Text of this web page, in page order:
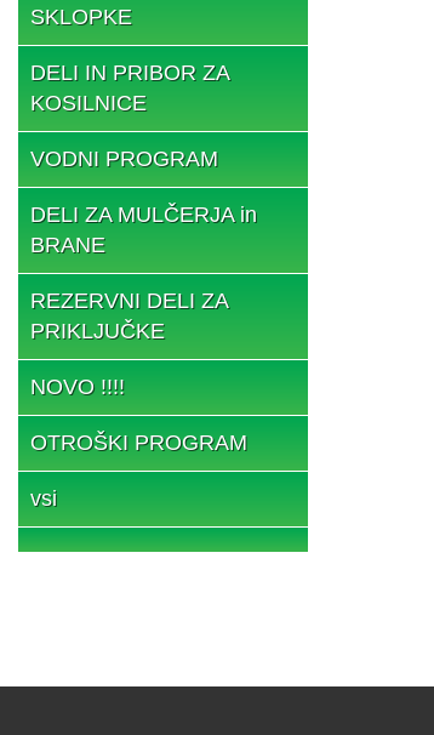
SKLOPKE
DELI IN PRIBOR ZA
KOSILNICE
VODNI PROGRAM
DELI ZA MULČERJA in
BRANE
REZERVNI DELI ZA
PRIKLJUČKE
NOVO !!!!
OTROŠKI PROGRAM
vsi